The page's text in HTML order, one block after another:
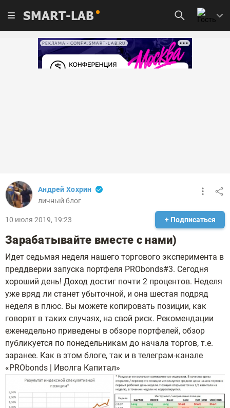
SMART-LAB
РЕКЛАМА • CONFA.SMART-LAB.RU
Андрей Хохрин
личный блог
10 июля 2019, 19:23 + Подписаться
Зарабатывайте вместе с нами)
Идет седьмая неделя нашего торгового эксперимента в
преддверии запуска портфеля PRObonds#3. Сегодня
хороший день! Доход достиг почти 2 процентов. Неделя
уже вряд ли станет убыточной, и она шестая подряд
неделя в плюс. Вы можете копировать позиции, как
говорят в таких случаях, на свой риск. Рекомендации
еженедельно приведены в обзоре портфелей, обзор
публикуется по понедельникам до начала торгов, т.е.
заранее. Как в этом блоге, так и в телеграм-канале
«PRObonds | Иволга Капитал»